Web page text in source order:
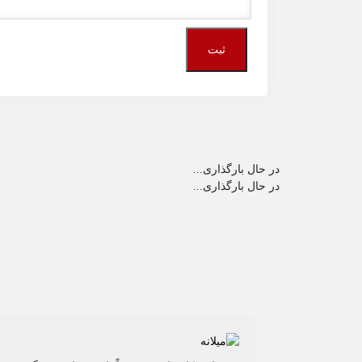
در حال بارگذاری...
در حال بارگذاری...